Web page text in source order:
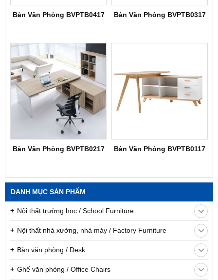
DANH MỤC SẢN PHẨM
Nội thất trường học / School Furniture
Nội thất nhà xưởng, nhà máy / Factory Furniture
Bàn văn phòng / Desk
Ghế văn phòng / Office Chairs
Bàn Văn Phòng BVPTB0417 Bàn Văn Phòng BVPTB0317
Bàn Văn Phòng BVPTB0217 Bàn Văn Phòng BVPTB0117